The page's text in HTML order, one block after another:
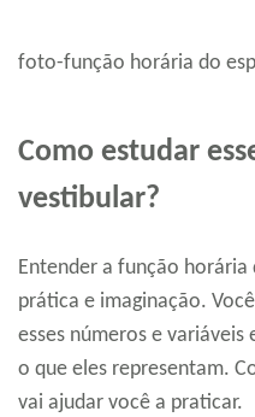
foto-função horária do
Como estudar
vestibular?
Entender a função horária
prática e imaginação.
esses números e
o que eles representam.
vai ajudar você a praticar.